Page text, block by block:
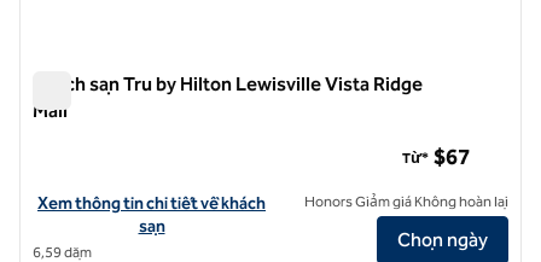
Khách sạn Tru by Hilton Lewisville Vista Ridge
Mall
Xem chi tiết khách sạn Tru by Hilton Lewisville Vista Ridge Mall
Xem thông tin chi tiết về khách
sạn
6,59 dặm
Từ* $67
Honors Giảm giá Không hoàn lại
Chọn ngày